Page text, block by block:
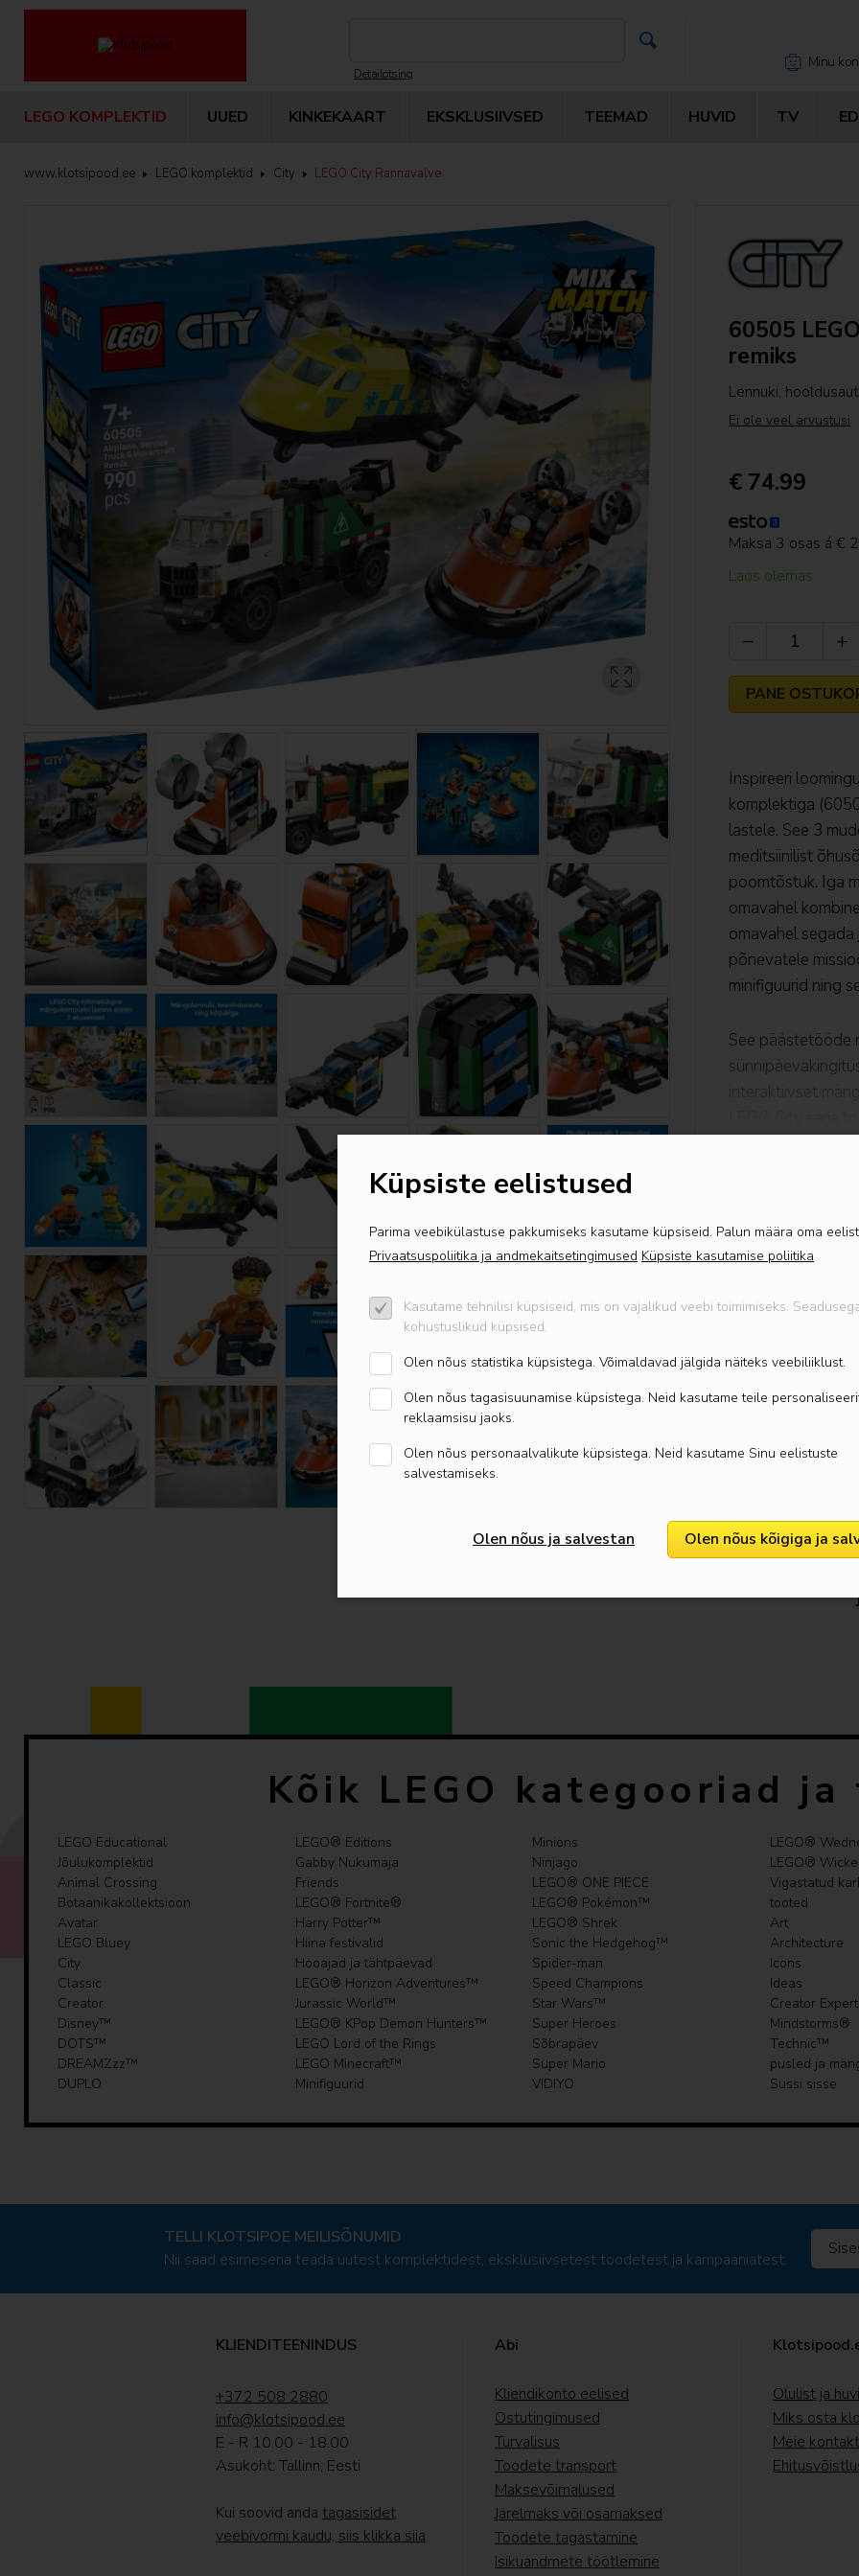

Detailotsing
 Minu
LEGO KOMPLEKTID UUED KINKEKAART EKSKLUSIIVSED TEEMAD HUVID TV
www.klotsipood.ee LEGO komplektid City LEGO City Rannavalve
60505
remiks
Lennuki,
Ei ole veel arvustusi
€ 74.99
Maksa 3 osas á €
Laos olemas
 
PANE
Inspireeri
komplektiga
lastele. See 3
meditsiinilist
poomtõstuk. Iga
omavahel
omavahel
põnevatele
minifiguurid ning
See päästetööde
edenemist – seda
lennuki,
alates 7.
SISALDAB 3
kokku panna,
arstikomplekt
intuitiivsel
3D-vaates
avastada
LEGO® City
Mõõtmed –
hooldusauto
Kõik LEGO kategooriad ja
LEGO Educational
Jõulukomplektid
Animal Crossing
Botaanikakollektsioon
Avatar
LEGO Bluey
City
Classic
Creator
Disney™
DOTS™
DREAMZzz™
DUPLO
LEGO® Editions
Gabby Nukumaja
Friends
LEGO® Fortnite®
Harry Potter™
Hiina festivalid
Hooajad ja tähtpäevad
LEGO® Horizon Adventures™
Jurassic World™
LEGO® KPop Demon Hunters™
LEGO Lord of the Rings
LEGO Minecraft™
Minifiguurid
Minions
Ninjago
LEGO® ONE PIECE
LEGO® Pokémon™
LEGO® Shrek
Sonic the Hedgehog™
Spider-man
Speed Champions
Star Wars™
Super Heroes
Sõbrapäev
Super Mario
VIDIYO
LEGO®
LEGO®
Vigastatud
tooted
Art
Architecture
Icons
Ideas
Creator Expert
Mindstorms®
Technic™
pusled ja
Sussi sisse
TELLI KLOTSIPOE MEILISÕNUMID
Nii saad esimesena teada uutest komplektidest, eksklusiivsetest toodetest ja kampaaniatest.
KLIENDITEENINDUS
+372 508 2880
info@klotsipood.ee
E - R 10.00 - 18.00
Asukoht: Tallinn, Eesti
Kui soovid anda tagasisidet
veebivormi kaudu, siis klikka siia.
Abi
Kliendikonto eelised
Ostutingimused
Turvalisus
Toodete transport
Maksevõimalused
Järelmaks või osamaksed
Toodete tagastamine
Isikuandmete töötlemine
Olulist ja
Miks osta
Meie
Küpsiste eelistused
Parima veebikülastuse pakkumiseks kasutame küpsiseid. Palun määra oma
Privaatsuspoliitika ja andmekaitsetingimused Küpsiste kasutamise poliitika
Kasutame tehnilisi küpsiseid, mis on vajalikud veebi toimimiseks.
kohustuslikud küpsised.
Olen nõus statistika küpsistega. Võimaldavad jälgida näiteks veebiliiklust.
Olen nõus tagasisuunamise küpsistega. Neid kasutame teile
reklaamsisu jaoks.
Olen nõus personaalvalikute küpsistega. Neid kasutame Sinu eelistuste
salvestamiseks.
Olen nõus ja salvestan Olen nõus kõigiga ja